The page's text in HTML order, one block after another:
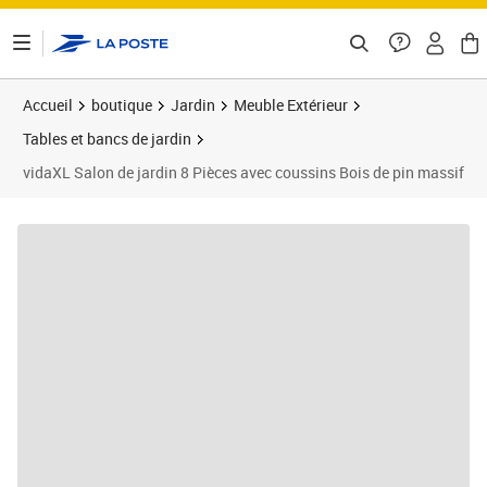
Accueil boutique Jardin
Meuble Extérieur
Tables et bancs de jardin
vidaXL Salon de jardin 8 Pièces avec coussins Bois de pin massif